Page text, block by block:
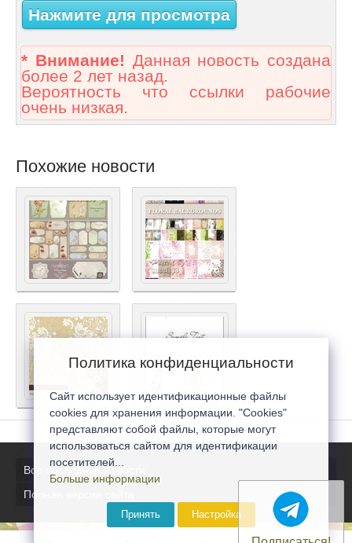
Нажмите для просмотра
* Внимание! Данная новость создана
более 2 лет назад.
Вероятность что ссылки рабочие
очень низкая.
Похожие новости
Все последние новости
Полная версия сайта
Политика конфиденциальности
Сайт использует идентификационные файлы
cookies для хранения информации. "Cookies"
представляют собой файлы, которые могут
использоваться сайтом для идентификации
посетителей...
Больше информации
Принять Настройка